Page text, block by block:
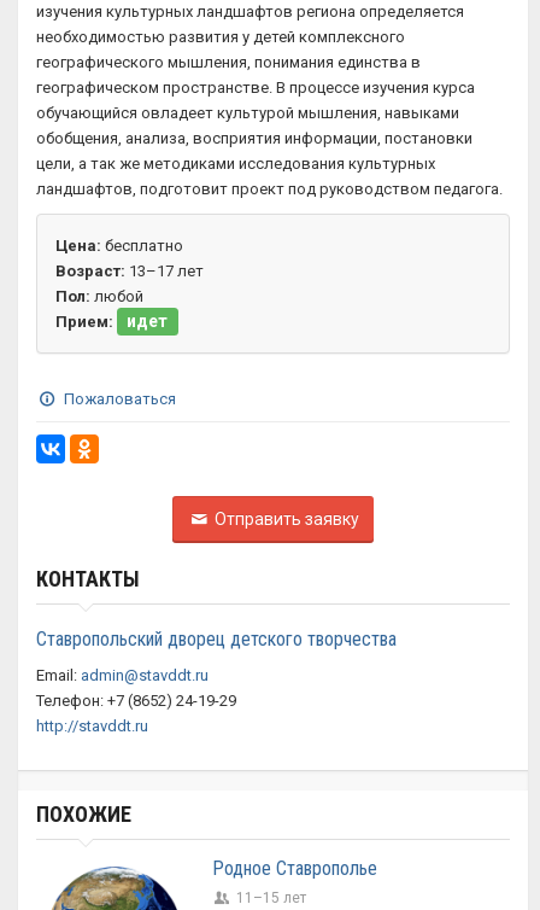
изучения культурных ландшафтов региона определяется
необходимостью развития у детей комплексного
географического мышления, понимания единства в
географическом пространстве. В процессе изучения курса
обучающийся овладеет культурой мышления, навыками
обобщения, анализа, восприятия информации, постановки
цели, а так же методиками исследования культурных
ландшафтов, подготовит проект под руководством педагога.
Цена: бесплатно
Возраст: 13–17 лет
Пол: любой
Прием:
идет
Пожаловаться
Отправить заявку
КОНТАКТЫ
Ставропольский дворец детского творчества
Email: admin@stavddt.ru
Телефон: +7 (8652) 24-19-29
http://stavddt.ru
ПОХОЖИЕ
Родное Ставрополье
11–15 лет